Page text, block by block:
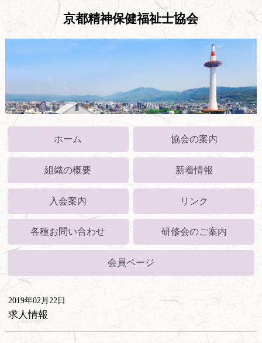
京都精神保健福祉士協会
ホーム 協会の案内
組織の概要 新着情報
入会案内 リンク
各種お問い合わせ 研修会のご案内
会員ページ
2019年02月22日
求人情報